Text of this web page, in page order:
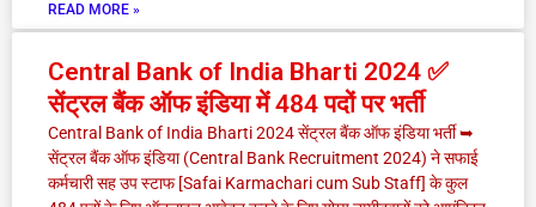
READ MORE »
Central Bank of India Bharti 2024 ✅
सेंट्रल बैंक ऑफ इंडिया में 484 पदों पर भर्ती
Central Bank of India Bharti 2024 सेंट्रल बैंक ऑफ इंडिया भर्ती ➥
सेंट्रल बैंक ऑफ इंडिया (Central Bank Recruitment 2024) ने सफाई
कर्मचारी सह उप स्टाफ [Safai Karmachari cum Sub Staff] के कुल